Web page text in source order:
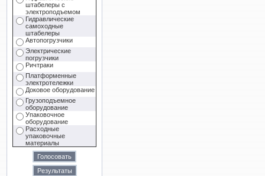
штабелеры с
электроподъемом
Гидравлические
самоходные
штабелеры
Автопогрузчики
Электрические
погрузчики
Ричтраки
Платформенные
электротележки
Доковое оборудование
Грузоподъемное
оборудование
Упаковочное
оборудование
Расходные
упаковочные
материалы